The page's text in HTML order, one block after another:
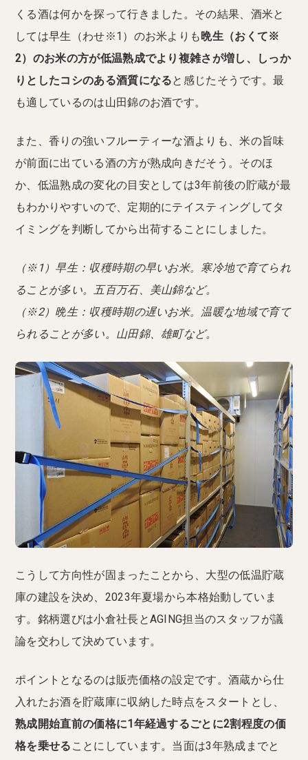
くる酒は何かを探って行きました。その結果、酒米と
しては早生（わせ※1）のお米よりも晩生（おくて※
2）のお米の方が低温熟成でより複雑さが増し、しっか
りとしたコシのある酒質になると感じたそうです。最
も適しているのは山田錦のお酒です。
また、香りの強いフルーティーな酒よりも、米の旨味
が前面に出ている酒の方が熟成向きだそう。そのほ
か、低温熟成の変化の目安としては3年前後の貯蔵が最
もわかりやすいので、定期的にテイスティングしてタ
イミングを判断してから出荷することにしました。
（※1）早生：収穫時期の早いお米。寒冷地で育てられ
ることが多い。五百万石、美山錦など。
（※2）晩生：収穫時期の遅いお米。温暖な地域で育て
られることが多い。山田錦、雄町など。
こうして方向性が固まったことから、大型の低温貯蔵
庫の建設を決め、2023年夏場から本格始動していま
す。銘柄選びは小倉社長とAGING担当のスタッフが議
論を交わして決めています。
ポイントとなるのは販売価格の設定です。酒蔵から仕
入れたお酒を貯蔵庫に収納した時点をスタートとし、
熟成開始直前の価格に1年経過するごとに2割程度の価
格を乗せる ことにしています。当面は3年熟成までと